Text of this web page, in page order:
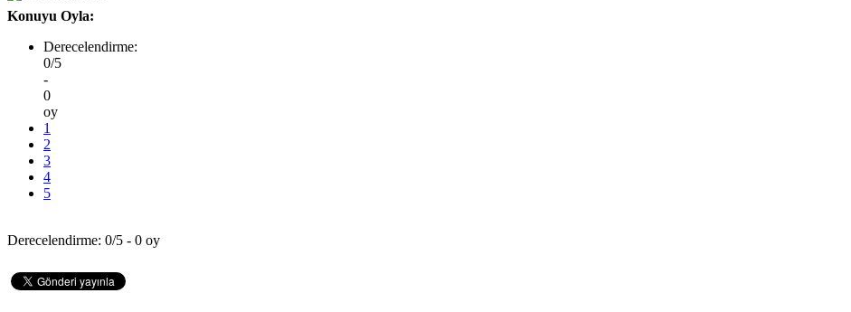
Konuyu Oyla:
Derecelendirme:
0/5
-
0
oy
1
2
3
4
5
Derecelendirme: 0/5 - 0 oy